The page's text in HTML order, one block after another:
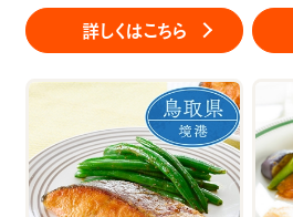
詳しくはこちら